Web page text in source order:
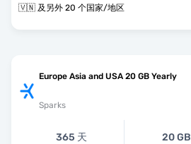
🇻🇳 及另外 20 个国家/地区
Europe Asia and USA 20 GB Yearly
Sparks
365 天 20 GB